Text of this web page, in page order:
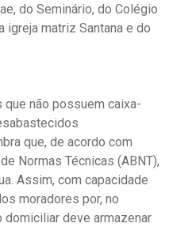
do Seminário, do Colégio
igreja matriz Santana e do
que não possuem caixa-
que, de acordo com
Normas Técnicas (ABNT),
Assim, com capacidade
moradores por, no
domiciliar deve armazenar